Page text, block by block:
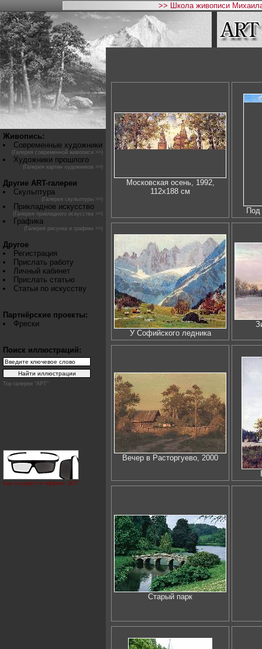
>> Школа живописи
Живопись:
Современные художники
(Галерея современной живописи >>)
Художники прошлого
(Галерея картин художников >>)
Другие ART-галереи
Скульптура
(Галерея скульптуры >>)
Прикладное искусство
(Галерея прикладного искусства >>)
Графика
(Галерея рисунка и графики >>)
Другое
Регистрация
Прислать работу
Личный кабинет
Прислать статью
Статьи по искусству
Партнёрские проекты:
Фрески
Поиск иллюстраций:
Top галереи "АРТ"
Как создаётся эффект 3D?
Московская осень, 1992,
112х188 см
У Софийского ледника
Вечер в Расторгуево, 2000
Старый парк